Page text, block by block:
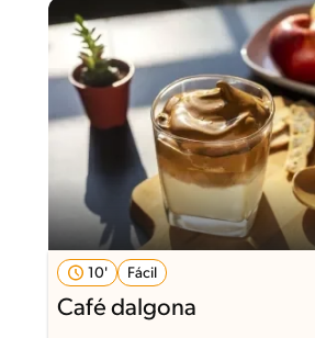
10' Fácil
Café dalgona